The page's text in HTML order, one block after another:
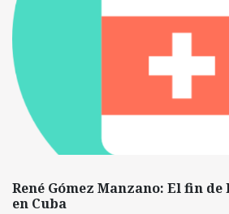
René Gómez Manzano: El fin
en Cuba